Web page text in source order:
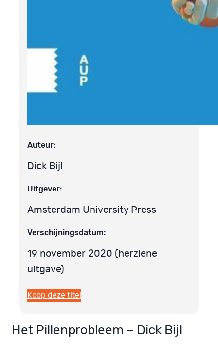
Auteur:
Dick Bijl
Uitgever:
Amsterdam University Press
Verschijningsdatum:
19 november 2020 (herziene
uitgave)
Koop deze titel
Het Pillenprobleem – Dick Bijl